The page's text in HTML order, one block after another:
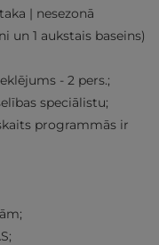
| nesezonā
un 1 aukstais baseins)
- 2 pers.;
speciālistu;
programmās ir